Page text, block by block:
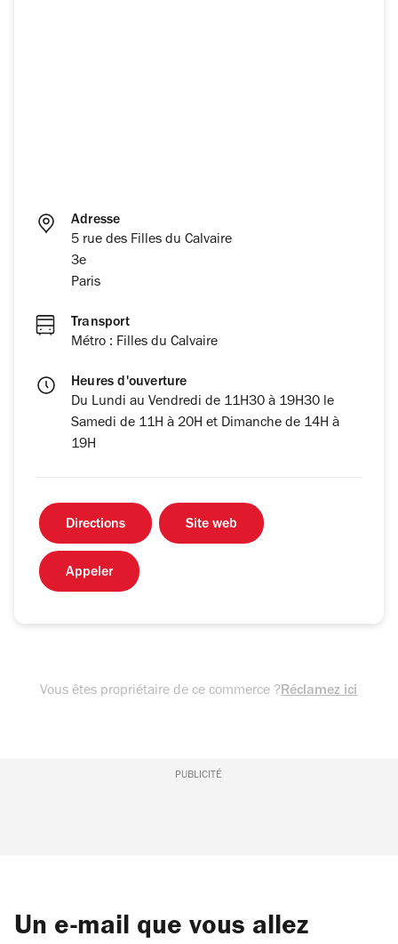
Adresse
5 rue des Filles du Calvaire
3e
Paris
Transport
Métro : Filles du Calvaire
Heures d'ouverture
Du Lundi au Vendredi de 11H30 à 19H30 le
Samedi de 11H à 20H et Dimanche de 14H à
19H
Directions Site web
Appeler
Vous êtes propriétaire de ce commerce ?Réclamez ici
PUBLICITÉ
Un e-mail que vous allez